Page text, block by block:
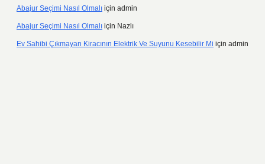
Abajur Seçimi Nasıl Olmalı için admin
Abajur Seçimi Nasıl Olmalı için Nazlı
Ev Sahibi Çıkmayan Kiracının Elektrik Ve Suyunu Kesebilir Mi için admin